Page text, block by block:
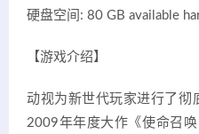
硬盘空间: 80 GB available
【游戏介绍】
动视为新世代玩家进行了彻
2009年年度大作《使命召